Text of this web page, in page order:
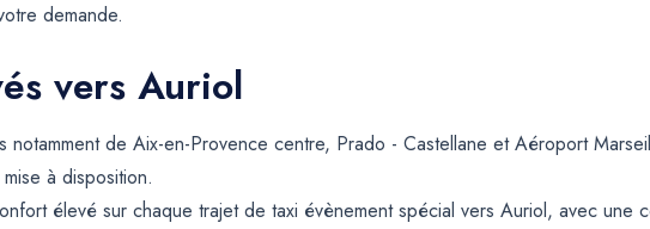
demande.
vers Auriol
notamment de Aix-en-Provence centre, Prado - Castellane et Aéroport
à disposition.
élevé sur chaque trajet de taxi évènement spécial vers Auriol, avec une